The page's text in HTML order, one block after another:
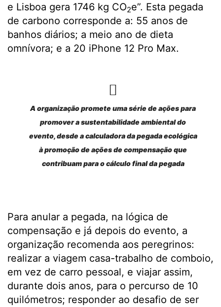
e Lisboa gera 1746 kg CO2e”. Esta pegada
de carbono corresponde a: 55 anos de
banhos diários; a meio ano de dieta
omnívora; e a 20 iPhone 12 Pro Max.
A organização promete uma série de ações para
promover a sustentabilidade ambiental do
evento, desde a calculadora da pegada ecológica
à promoção de ações de compensação que
contribuam para o cálculo final da pegada
Para anular a pegada, na lógica de
compensação e já depois do evento, a
organização recomenda aos peregrinos:
realizar a viagem casa-trabalho de comboio,
em vez de carro pessoal, e viajar assim,
durante dois anos, para o percurso de 10
quilómetros; responder ao desafio de ser